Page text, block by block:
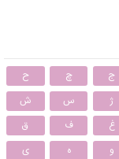
ج چ
ح
ژ س
ش
غ ف
ق
و ه ی